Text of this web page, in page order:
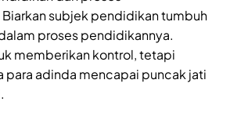
subjek pendidikan tumbuh
proses pendidikannya.
memberikan kontrol, tetapi
para adinda mencapai puncak jati